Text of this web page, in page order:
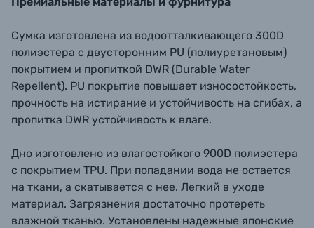
Сумка изготовлена из водоотталкивающего 300D
полиэстера с двусторонним PU (полиуретановым)
покрытием и пропиткой DWR (Durable Water
Repellent). PU покрытие повышает износостойкость,
прочность на истирание и устойчивость на сгибах, а
пропитка DWR устойчивость к влаге.
Дно изготовлено из влагостойкого 900D полиэстера
с покрытием TPU. При попадании вода не остается
на ткани, а скатывается с нее. Легкий в уходе
материал. Загрязнения достаточно протереть
влажной тканью. Установлены надежные японские